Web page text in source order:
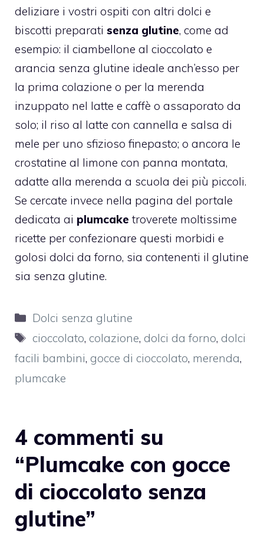
deliziare i vostri ospiti con altri dolci e
biscotti preparati senza glutine, come ad
esempio: il ciambellone al cioccolato e
arancia senza glutine ideale anch’esso per
la prima colazione o per la merenda
inzuppato nel latte e caffè o assaporato da
solo; il riso al latte con cannella e salsa di
mele per uno sfizioso finepasto; o ancora le
crostatine al limone con panna montata,
adatte alla merenda a scuola dei più piccoli.
Se cercate invece nella pagina del portale
dedicata ai plumcake troverete moltissime
ricette per confezionare questi morbidi e
golosi dolci da forno, sia contenenti il glutine
sia senza glutine.
Categorie
Dolci senza glutine
Tag
cioccolato, colazione, dolci da forno, dolci
facili bambini, gocce di cioccolato, merenda,
plumcake
4 commenti su
“Plumcake con gocce
di cioccolato senza
glutine”